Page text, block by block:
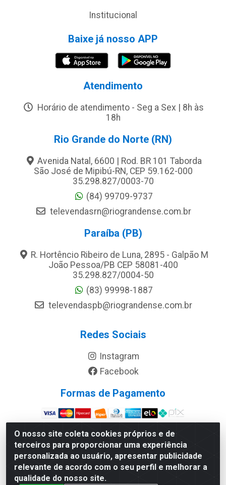
O nosso site coleta cookies próprios e de
terceiros para proporcionar uma experiência
personalizada ao usuário, apresentar publicidade
relevante de acordo com o seu perfil e melhorar a
qualidade do nosso site.
Institucional
Baixe já nosso APP
Atendimento
Horário de atendimento - Seg a Sex | 8h às
18h
Rio Grande do Norte (RN)
Avenida Natal, 6600 | Rod. BR 101 Taborda
São José de Mipibú-RN, CEP 59.162-000
35.298.827/0003-70
(84) 99709-9737
televendasrn@riograndense.com.br
Paraíba (PB)
R. Hortêncio Ribeiro de Luna, 2895 - Galpão M
João Pessoa/PB CEP 58081-400
35.298.827/0004-50
(83) 99998-1887
televendaspb@riograndense.com.br
Redes Sociais
Instagram
Facebook
Formas de Pagamento
Site Seguro